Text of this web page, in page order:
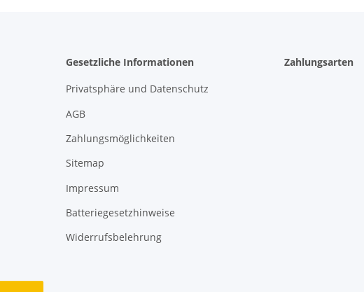
Gesetzliche Informationen
Privatsphäre und Datenschutz
AGB
Zahlungsmöglichkeiten
Sitemap
Impressum
Batteriegesetzhinweise
Widerrufsbelehrung
Zahlungsarten